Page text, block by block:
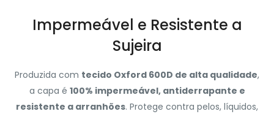
Impermeável e Resistente a
Sujeira
Produzida com tecido Oxford 600D de alta qualidade,
a capa é 100% impermeável, antiderrapante e
resistente a arranhões. Protege contra pelos, líquidos,